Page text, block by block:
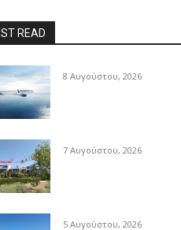
READ
8 Αυγούστου, 2026
7 Αυγούστου, 2026
5 Αυγούστου, 2026